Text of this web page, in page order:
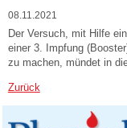
08.11.2021
Der Versuch, mit Hilfe
einer 3. Impfung
zu machen, mündet in
Zurück